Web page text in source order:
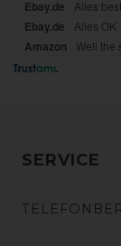
SERVICE